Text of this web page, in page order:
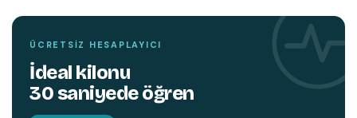
ÜCRETSIZ HESAPLAYICI
İdeal kilonu
30 saniyede öğren